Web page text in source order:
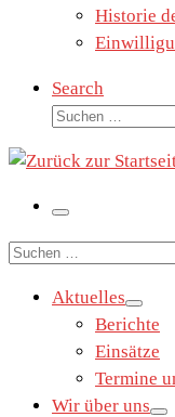
Historie
Search
Suche
Menü
Suche
Aktuelles
Berichte
Einsätze
Termine
Wir über uns